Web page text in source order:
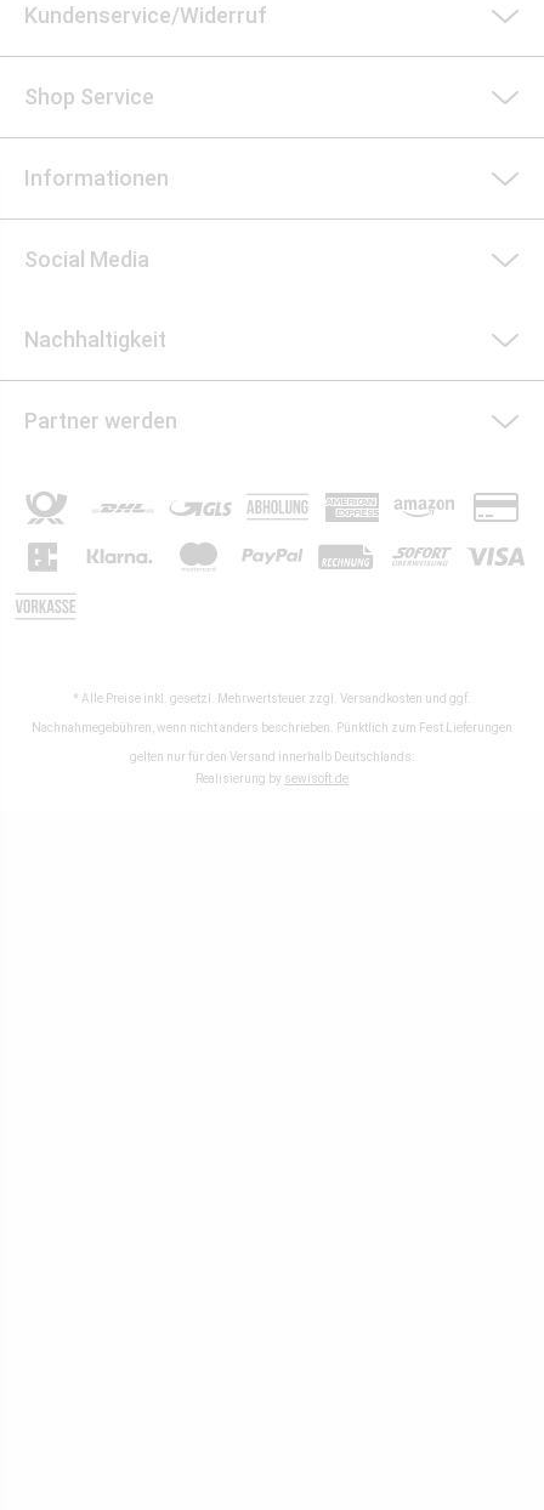
Kundenservice/Widerruf
Shop Service
Informationen
Social Media
Nachhaltigkeit
Partner werden
* Alle Preise inkl. gesetzl. Mehrwertsteuer zzgl. Versandkosten und ggf.
Nachnahmegebühren, wenn nicht anders beschrieben. Pünktlich zum Fest Lieferungen
gelten nur für den Versand innerhalb Deutschlands.
Realisierung by sewisoft.de